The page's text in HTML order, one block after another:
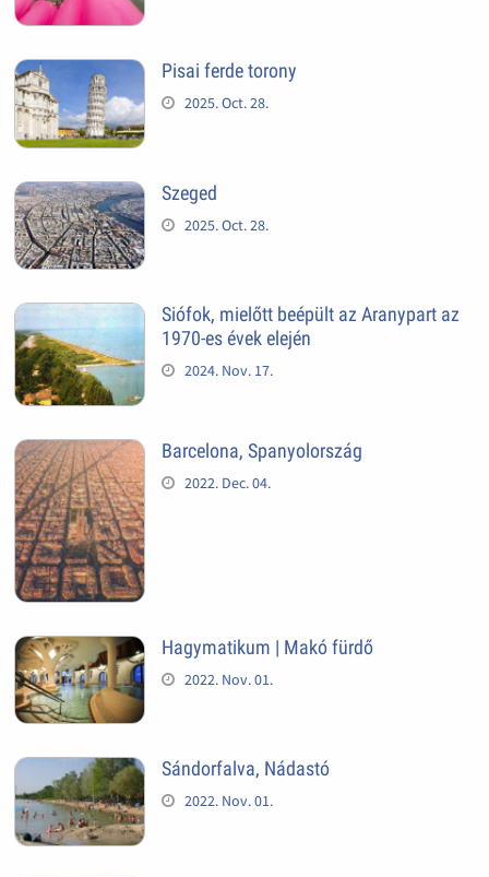
Pisai ferde torony
2025. Oct. 28.
Szeged
2025. Oct. 28.
Siófok, mielőtt beépült az Aranypart az
1970-es évek elején
2024. Nov. 17.
Barcelona, Spanyolország
2022. Dec. 04.
Hagymatikum | Makó fürdő
2022. Nov. 01.
Sándorfalva, Nádastó
2022. Nov. 01.